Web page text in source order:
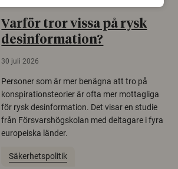
Varför tror vissa på rysk
desinformation?
30 juli 2026
Personer som är mer benägna att tro på
konspirationsteorier är ofta mer mottagliga
för rysk desinformation. Det visar en studie
från Försvarshögskolan med deltagare i fyra
europeiska länder.
Säkerhetspolitik